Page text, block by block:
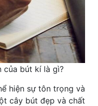
của bút kí là gì?
hiện sự tôn trọng và
cây bút đẹp và chất